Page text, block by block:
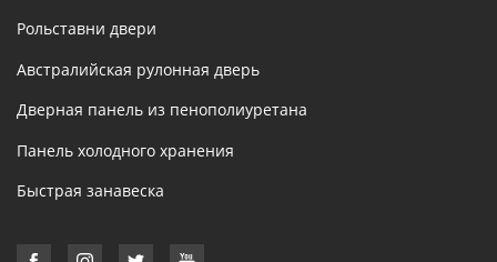
Рольставни двери
Австралийская рулонная дверь
Дверная панель из пенополиуретана
Панель холодного хранения
Быстрая занавеска